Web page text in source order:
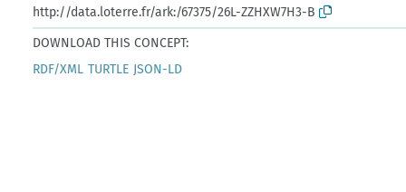
http://data.loterre.fr/ark:/67375/26L-ZZHXW7H3-B
DOWNLOAD THIS CONCEPT:
RDF/XML TURTLE JSON-LD